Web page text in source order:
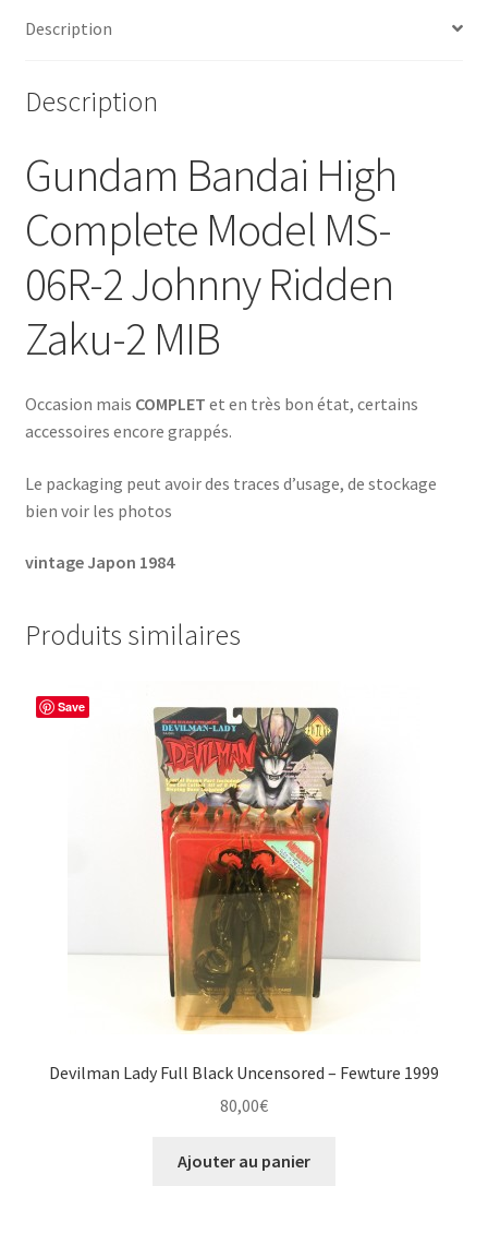
Description
Description
Gundam Bandai High
Complete Model MS-
06R-2 Johnny Ridden
Zaku-2 MIB
Occasion mais COMPLET et en très bon état, certains
accessoires encore grappés.
Le packaging peut avoir des traces d’usage, de stockage
bien voir les photos
vintage Japon 1984
Produits similaires
Save
Devilman Lady Full Black Uncensored – Fewture 1999
80,00€
Ajouter au panier